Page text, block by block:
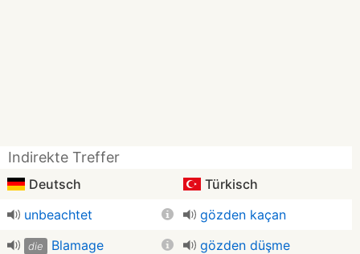
Indirekte Treffer
Deutsch
Türkisch
unbeachtet
gözden kaçan
die Blamage gözden düşme